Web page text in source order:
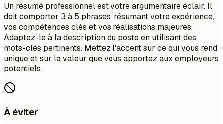
Un résumé professionnel est votre argumentaire éclair. Il
doit comporter 3 à 5 phrases, résumant votre expérience,
vos compétences clés et vos réalisations majeures.
Adaptez-le à la description du poste en utilisant des
mots-clés pertinents. Mettez l'accent sur ce qui vous rend
unique et sur la valeur que vous apportez aux employeurs
potentiels.
À éviter